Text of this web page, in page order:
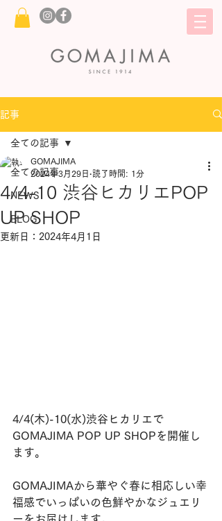
記事
全ての記事
NEWS
BLOG
全ての記事
4/4-10 渋谷ヒカリエPOP
UP SHOP
GOMAJIMA
2024年3月29日 読了時間: 1分
更新日： 2024年4月1日
4/4(木)-10(水)渋谷ヒカリエで
GOMAJIMA POP UP SHOPを開催し
ます。
GOMAJIMAから華やぐ春に相応しい幸
福感でいっぱいの色鮮やかなジュエリ